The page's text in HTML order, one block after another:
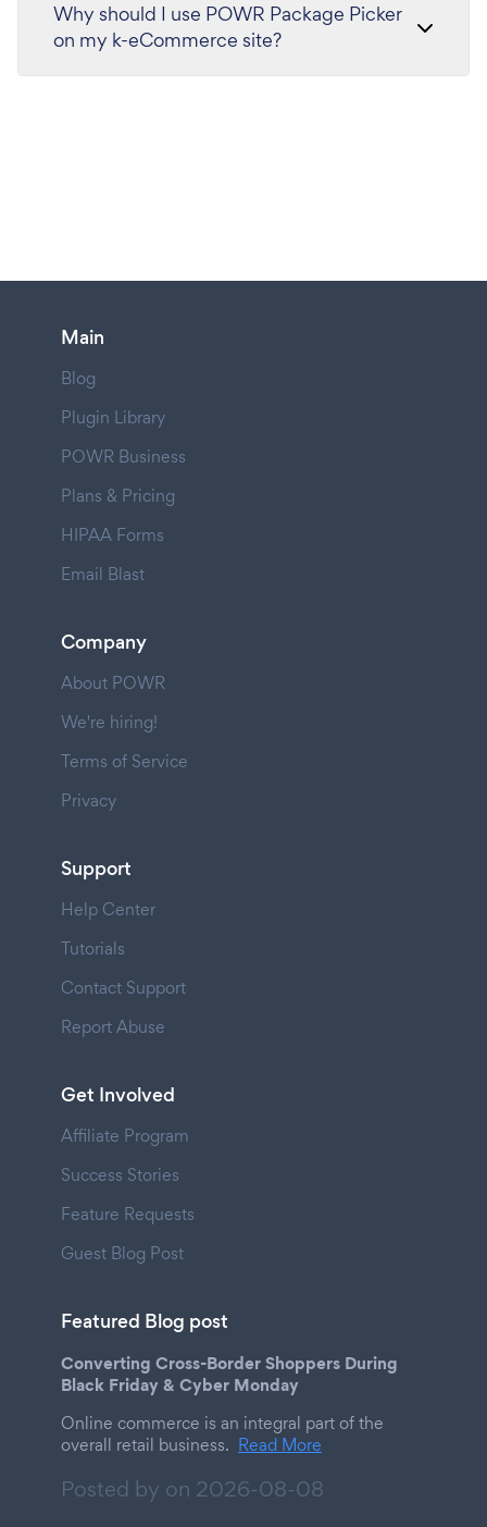
Why should I use POWR Package Picker
on my k-eCommerce site?
Main
Blog
Plugin Library
POWR Business
Plans & Pricing
HIPAA Forms
Email Blast
Company
About POWR
We're hiring!
Terms of Service
Privacy
Support
Help Center
Tutorials
Contact Support
Report Abuse
Get Involved
Affiliate Program
Success Stories
Feature Requests
Guest Blog Post
Featured Blog post
Converting Cross-Border Shoppers During
Black Friday & Cyber Monday
Online commerce is an integral part of the
overall retail business. Read More
Posted by on 2026-08-08